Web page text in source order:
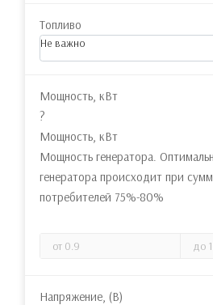
Топливо
Не важно
Мощность, кВт
?
Мощность, кВт
Мощность генератора.
генератора происходит при
потребителей 75%-80%
Напряжение, (В)